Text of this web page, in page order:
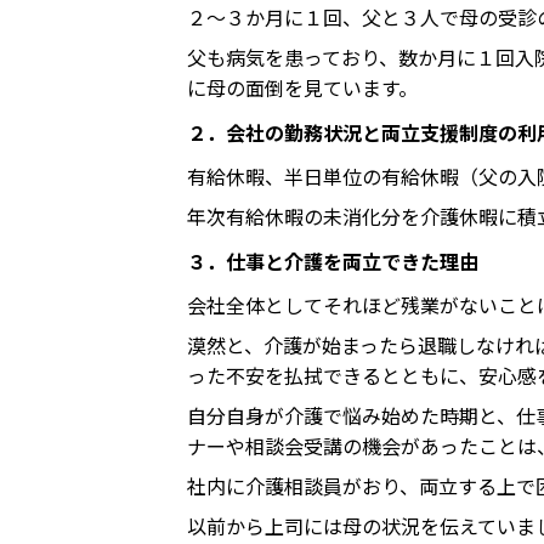
２～３か月に１回、父と３人で母の受
父も病気を患っており、数か月に１回
に母の面倒を見ています。
２．会社の勤務状況と両立支援制度の利
有給休暇、半日単位の有給休暇（父の
年次有給休暇の未消化分を介護休暇に
３．仕事と介護を両立できた理由
会社全体としてそれほど残業がないこ
漠然と、介護が始まったら退職しなけ
った不安を払拭できるとともに、安心
自分自身が介護で悩み始めた時期と、
ナーや相談会受講の機会があったこと
社内に介護相談員がおり、両立する上
以前から上司には母の状況を伝えてい